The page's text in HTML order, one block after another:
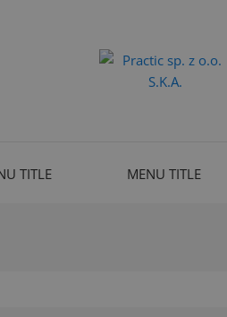
TITLE MENU TITLE